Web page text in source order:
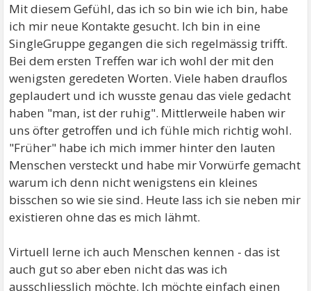
Mit diesem Gefühl, das ich so bin wie ich bin, habe
ich mir neue Kontakte gesucht. Ich bin in eine
SingleGruppe gegangen die sich regelmässig trifft.
Bei dem ersten Treffen war ich wohl der mit den
wenigsten geredeten Worten. Viele haben drauflos
geplaudert und ich wusste genau das viele gedacht
haben "man, ist der ruhig". Mittlerweile haben wir
uns öfter getroffen und ich fühle mich richtig wohl.
"Früher" habe ich mich immer hinter den lauten
Menschen versteckt und habe mir Vorwürfe gemacht
warum ich denn nicht wenigstens ein kleines
bisschen so wie sie sind. Heute lass ich sie neben mir
existieren ohne das es mich lähmt.
Virtuell lerne ich auch Menschen kennen - das ist
auch gut so aber eben nicht das was ich
ausschliesslich möchte. Ich möchte einfach einen